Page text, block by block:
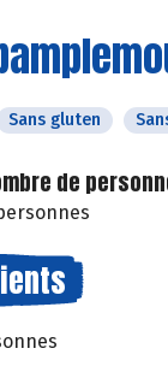
Sans gluten
de